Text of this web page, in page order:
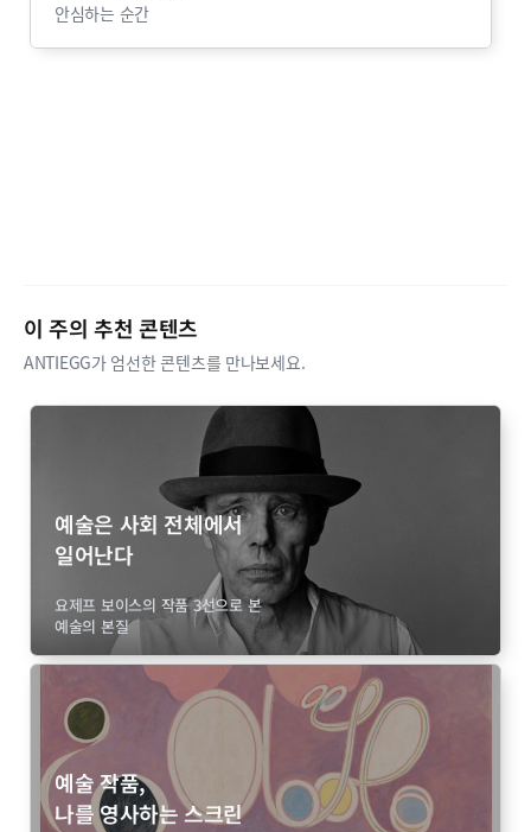
안심하는 순간
이 주의 추천 콘텐츠
ANTIEGG가 엄선한 콘텐츠를 만나보세요.
예술은 사회 전체에서
일어난다
요제프 보이스의 작품 3선으로 본
예술의 본질
예술 작품,
나를 영사하는 스크린